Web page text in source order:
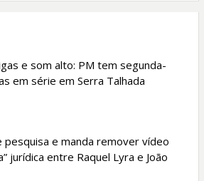
o
k
A
p
e som alto: PM tem segunda-
em série em Serra Talhada
pesquisa e manda remover vídeo
jurídica entre Raquel Lyra e João